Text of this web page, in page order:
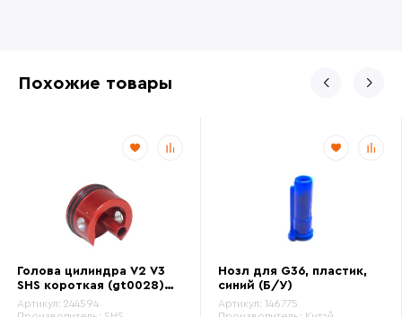
Похожие товары
Голова цилиндра V2 V3
SHS короткая (gt0028)
(Б/У)
Артикул: 244594
Нозл для G36, пластик,
синий (Б/У)
Артикул: 146775